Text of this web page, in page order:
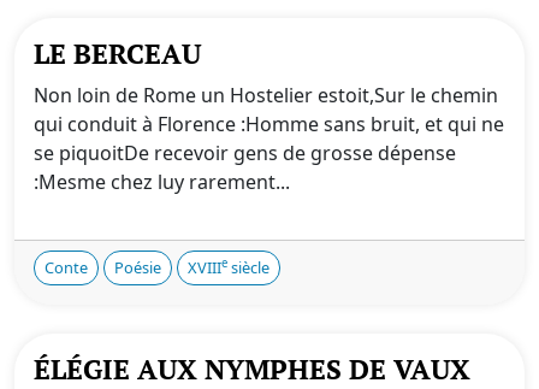
LE BERCEAU
Non loin de Rome un Hostelier estoit,Sur le chemin
qui conduit à Florence :Homme sans bruit, et qui ne
se piquoitDe recevoir gens de grosse dépense
:Mesme chez luy rarement...
Conte Poésie XVIIIe siècle
ÉLÉGIE AUX NYMPHES DE VAUX